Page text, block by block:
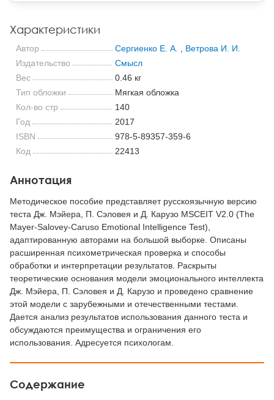
Характеристики
Автор Сергиенко Е. А.
Ветрова И. И.
Издательство
Смысл
Вес
0.46 кг
Тип обложки
Мягкая обложка
Кол-во стр
140
Год
2017
ISBN
978-5-89357-359-6
Код
22413
Аннотация
Методическое пособие представляет русскоязычную версию
теста Дж. Мэйера, П. Сэловея и Д. Карузо MSCEIT V2.0 (The
Mayer-Salovey-Caruso Emotional Intelligence Test),
адаптированную авторами на большой выборке. Описаны
расширенная психометрическая проверка и способы
обработки и интерпретации результатов. Раскрыты
теоретические основания модели эмоционального интеллекта
Дж. Мэйера, П. Сэловея и Д. Карузо и проведено сравнение
этой модели с зарубежными и отечественными тестами.
Дается анализ результатов использования данного теста и
обсуждаются преимущества и ограничения его
использования. Адресуется психологам.
Содержание